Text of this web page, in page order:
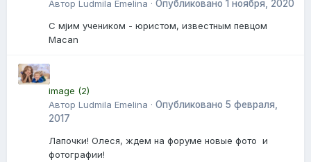
Автор Ludmila Emelina · Опубликовано 1 ноября, 2020
С мjим учеником - юристом, известным певцом
Macan
image (2)
Автор Ludmila Emelina · Опубликовано 5 февраля,
2017
Лапочки! Олеся, ждем на форуме новые фото и
фотографии!